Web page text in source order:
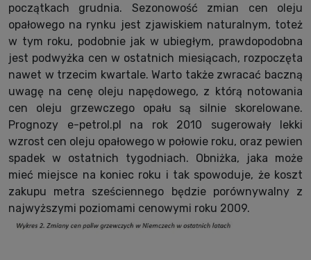
początkach grudnia. Sezonowość zmian cen oleju
opałowego na rynku jest zjawiskiem naturalnym, toteż
w tym roku, podobnie jak w ubiegłym, prawdopodobna
jest podwyżka cen w ostatnich miesiącach, rozpoczęta
nawet w trzecim kwartale. Warto także zwracać baczną
uwagę na cenę oleju napędowego, z którą notowania
cen oleju grzewczego opału są silnie skorelowane.
Prognozy e-petrol.pl na rok 2010 sugerowały lekki
wzrost cen oleju opałowego w połowie roku, oraz pewien
spadek w ostatnich tygodniach. Obniżka, jaka może
mieć miejsce na koniec roku i tak spowoduje, że koszt
zakupu metra sześciennego będzie porównywalny z
najwyższymi poziomami cenowymi roku 2009.